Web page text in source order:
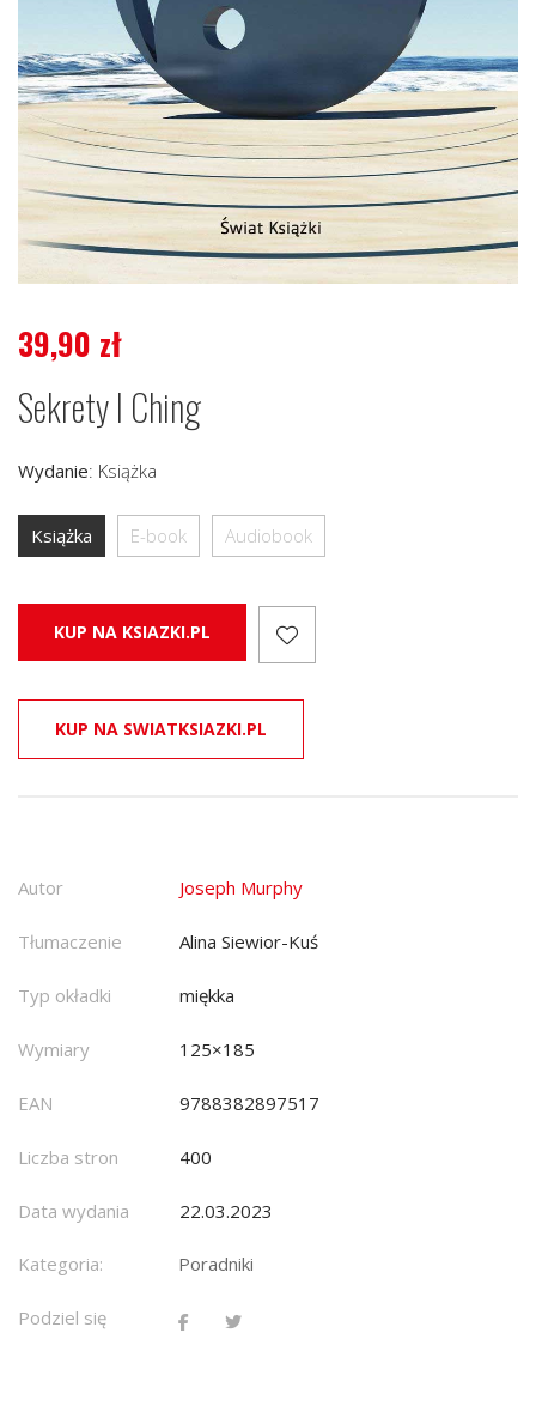
39,90 zł
Sekrety I Ching
Wydanie: Książka
Książka E-book Audiobook
KUP NA KSIAZKI.PL
KUP NA SWIATKSIAZKI.PL
Autor Joseph Murphy
Tłumaczenie Alina Siewior-Kuś
Typ okładki miękka
Wymiary 125×185
EAN 9788382897517
Liczba stron 400
Data wydania 22.03.2023
Kategoria: Poradniki
Podziel się